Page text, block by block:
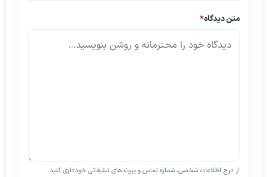
متن دیدگاه*
از درج اطلاعات شخصی، شماره تماس و پیوندهای تبلیغاتی خودداری کنید.